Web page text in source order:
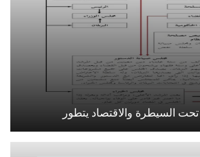
السيطرة والاقتصاد يتطور